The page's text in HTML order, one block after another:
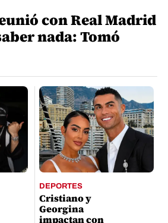
con Real Madrid
nada: Tomó
DEPORTES
Cristiano y
Georgina
impactan con